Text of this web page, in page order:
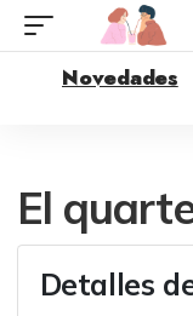
Novedades
El
Detalles